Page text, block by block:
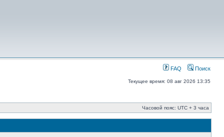
FAQ Поиск
Текущее время: 08 авг 2026 13:35
Часовой пояс: UTC + 3 часа